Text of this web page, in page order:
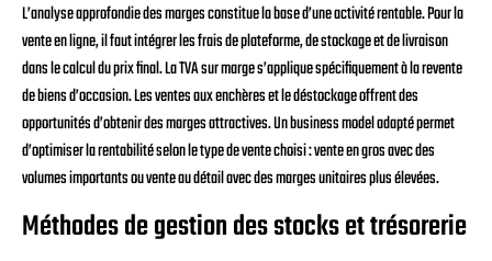
L’analyse approfondie des marges constitue la base d’une activité rentable. Pour la
vente en ligne, il faut intégrer les frais de plateforme, de stockage et de livraison
dans le calcul du prix final. La TVA sur marge s’applique spécifiquement à la revente
de biens d’occasion. Les ventes aux enchères et le déstockage offrent des
opportunités d’obtenir des marges attractives. Un business model adapté permet
d’optimiser la rentabilité selon le type de vente choisi : vente en gros avec des
volumes importants ou vente au détail avec des marges unitaires plus élevées.
Méthodes de gestion des stocks et trésorerie